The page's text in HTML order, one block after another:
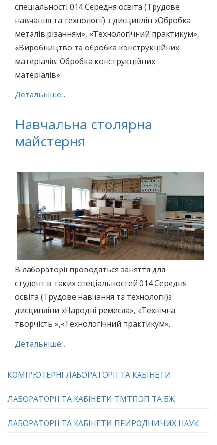
спеціальності 014 Середня освіта (Трудове
навчання та технології) з дисциплін «Обробка
металів різанням», «Технологічний практикум»,
«Виробництво та обробка конструкційних
матеріалів: Обробка конструкційних
матеріалів».
Детальніше...
Навчальна столярна
майстерня
В лабораторії проводяться заняття для
студентів таких спеціальностей 014 Середня
освіта (Трудове навчання та технології)з
дисципліни «Народні ремесла», «Технічна
творчість »,«Технологічний практикум».
Детальніше...
КОМП'ЮТЕРНІ ЛАБОРАТОРІЇ ТА КАБІНЕТИ
ЛАБОРАТОРІЇ ТА КАБІНЕТИ ТМТПОП ТА БЖ
ЛАБОРАТОРІЇ ТА КАБІНЕТИ ПРИРОДНИЧИХ НАУК